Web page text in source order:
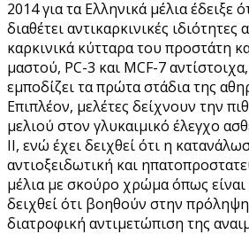
2014 για τα Ελληνικά μέλια έδειξε
διαθέτει αντικαρκινικές ιδιότητες
καρκινικά κύτταρα του προστάτη
μαστού, PC-3 και MCF-7
εμποδίζει τα πρώτα στάδια της
Επιπλέον, μελέτες δείχνουν την
μελιού στον γλυκαιμικό έλεγχο
ΙΙ, ενώ έχει δειχθεί ότι η
αντιοξειδωτική και
μέλια με σκούρο χρώμα όπως
δειχθεί ότι βοηθούν στην
διατροφική αντιμετώπιση της